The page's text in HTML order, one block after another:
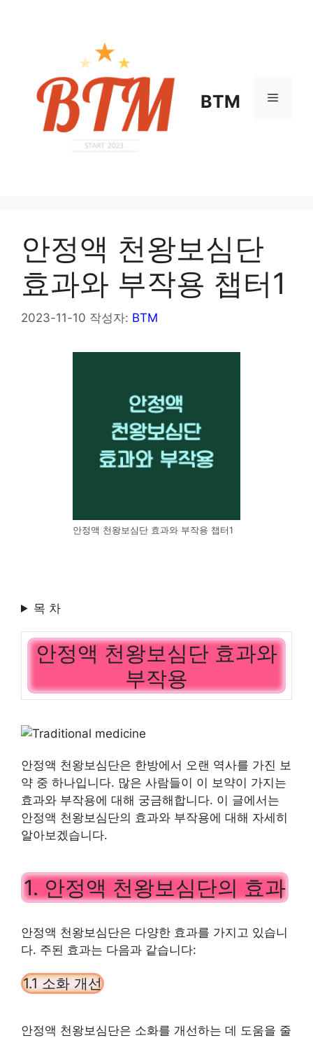
BTM 메
안정액 천왕보심단
효과와 부작용 챕터1
2023-11-10 작성자: BTM
안정액 천왕보심단 효과와 부작용 챕터1
목 차
안정액 천왕보심단 효과와
부작용
안정액 천왕보심단은 한방에서 오랜 역사를 가진 보
약 중 하나입니다. 많은 사람들이 이 보약이 가지는
효과와 부작용에 대해 궁금해합니다. 이 글에서는
안정액 천왕보심단의 효과와 부작용에 대해 자세히
알아보겠습니다.
1. 안정액 천왕보심단의 효과
안정액 천왕보심단은 다양한 효과를 가지고 있습니
다. 주된 효과는 다음과 같습니다:
1.1 소화 개선
안정액 천왕보심단은 소화를 개선하는 데 도움을 줄